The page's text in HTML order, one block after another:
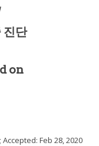
진단
on
; Accepted: Feb 28, 2020